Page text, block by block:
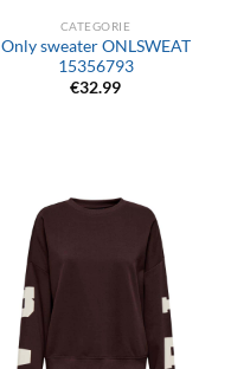
CATEGORIE
Only sweater ONLSWEAT
15356793
€32.99